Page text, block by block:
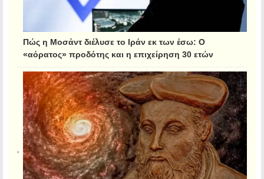
Πώς η Μοσάντ διέλυσε το Ιράν εκ των έσω: Ο
«αόρατος» προδότης και η επιχείρηση 30 ετών